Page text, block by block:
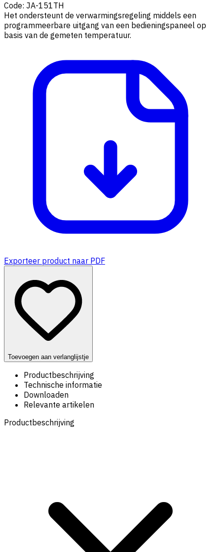
Code: JA-151TH
Het ondersteunt de verwarmingsregeling middels een
programmeerbare uitgang van een bedieningspaneel op
basis van de gemeten temperatuur.
Exporteer product naar PDF
Toevoegen aan verlanglijstje
Productbeschrijving
Technische informatie
Downloaden
Relevante artikelen
Productbeschrijving